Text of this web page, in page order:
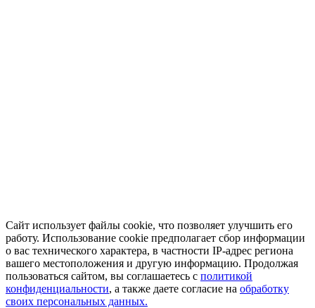
Сайт использует файлы cookie, что позволяет улучшить его
работу. Использование cookie предполагает сбор информации
о вас технического характера, в частности IP-адрес региона
вашего местоположения и другую информацию. Продолжая
пользоваться сайтом, вы соглашаетесь с политикой
конфиденциальности, а также даете согласие на обработку
своих персональных данных.